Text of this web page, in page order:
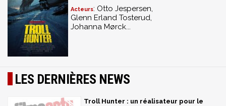
Acteurs: Otto Jespersen,
Glenn Erland Tosterud,
Johanna Mørck...
LES DERNIÈRES NEWS
Troll Hunter : un réalisateur pour le